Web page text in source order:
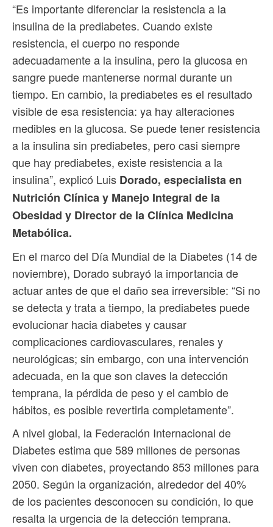
“Es importante diferenciar la resistencia a la
insulina de la prediabetes. Cuando existe
resistencia, el cuerpo no responde
adecuadamente a la insulina, pero la glucosa en
sangre puede mantenerse normal durante un
tiempo. En cambio, la prediabetes es el resultado
visible de esa resistencia: ya hay alteraciones
medibles en la glucosa. Se puede tener resistencia
a la insulina sin prediabetes, pero casi siempre
que hay prediabetes, existe resistencia a la
insulina”, explicó Luis Dorado, especialista en
Nutrición Clínica y Manejo Integral de la
Obesidad y Director de la Clínica Medicina
Metabólica.
En el marco del Día Mundial de la Diabetes (14 de
noviembre), Dorado subrayó la importancia de
actuar antes de que el daño sea irreversible: “Si no
se detecta y trata a tiempo, la prediabetes puede
evolucionar hacia diabetes y causar
complicaciones cardiovasculares, renales y
neurológicas; sin embargo, con una intervención
adecuada, en la que son claves la detección
temprana, la pérdida de peso y el cambio de
hábitos, es posible revertirla completamente”.
A nivel global, la Federación Internacional de
Diabetes estima que 589 millones de personas
viven con diabetes, proyectando 853 millones para
2050. Según la organización, alrededor del 40%
de los pacientes desconocen su condición, lo que
resalta la urgencia de la detección temprana.